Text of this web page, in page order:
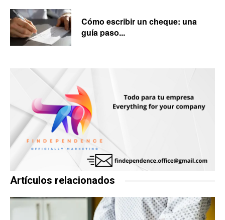
Cómo escribir un cheque: una
guía paso...
Artículos relacionados